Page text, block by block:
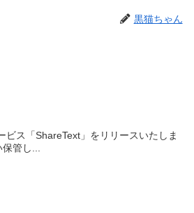
黒猫ちゃん
ス「ShareText」をリリースいたしま
保管し...